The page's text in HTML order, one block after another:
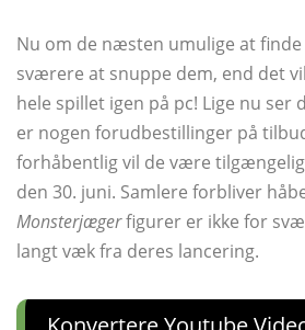
Nu om de næsten umulige at
sværere at snuppe dem, end det
hele spillet igen på pc! Lige nu ser
er nogen forudbestillinger på
forhåbentlig vil de være
den 30. juni. Samlere forbliver
Monsterjægerfigurer er ikke for
langt væk fra deres lancering.